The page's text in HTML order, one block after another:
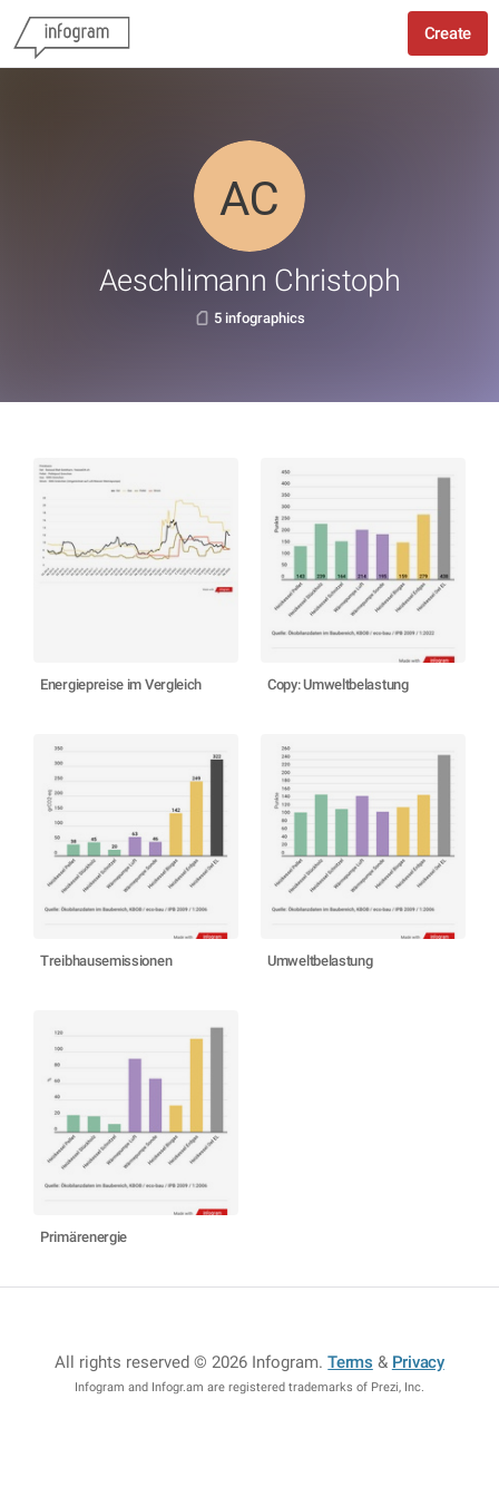
Create
Aeschlimann Christoph
5 infographics
Energiepreise im Vergleich Copy: Umweltbelastung
Treibhausemissionen Umweltbelastung
Primärenergie
All rights reserved © 2026 Infogram.Terms & Privacy
Infogram and Infogr.am are registered trademarks of Prezi, Inc.